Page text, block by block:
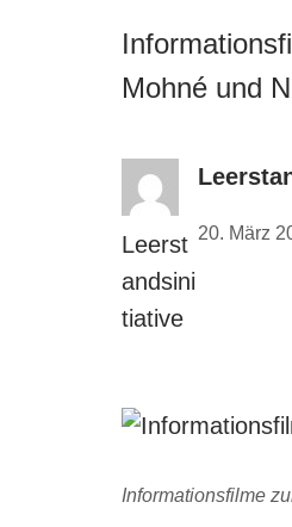
Mohné und
Leerst
andsini
tiative
20. März
Informationsfilme